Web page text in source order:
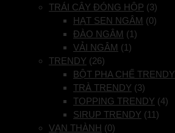
TRÁI CÂY ĐÓNG HỘP (3)
HẠT SEN NGÂM (0)
ĐÀO NGÂM (1)
VẢI NGÂM (1)
TRENDY (26)
BỘT PHA CHẾ TRENDY
TRÀ TRENDY (3)
TOPPING TRENDY (4)
SIRUP TRENDY (11)
VẠN THÀNH (0)